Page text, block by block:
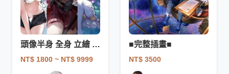
頭像半身 全身 立繪 插畫
NT$ 1800 ~ NT$ 9999
■完整插畫■
NT$ 3500